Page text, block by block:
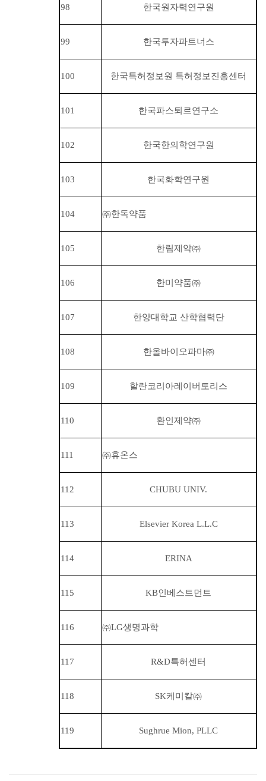
98 한국원자력연구원
99 한국투자파트너스
100 한국특허정보원 특허정보진흥센터
101 한국파스퇴르연구소
102 한국한의학연구원
103 한국화학연구원
104 ㈜한독약품
105 한림제약㈜
106 한미약품㈜
107 한양대학교 산학협력단
108 한올바이오파마㈜
109 할란코리아레이버토리스
110 환인제약㈜
111 ㈜휴온스
112 CHUBU UNIV.
113 Elsevier Korea L.L.C
114 ERINA
115 KB인베스트먼트
116 ㈜LG생명과학
117 R&D특허센터
118 SK케미칼㈜
119 Sughrue Mion, PLLC